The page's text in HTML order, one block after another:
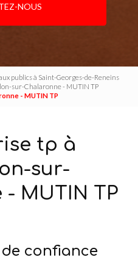
NOUS
publics à Saint-Georges-de-Reneins
sur-Chalaronne - MUTIN TP
- MUTIN TP
tp à
sur-
MUTIN TP
confiance